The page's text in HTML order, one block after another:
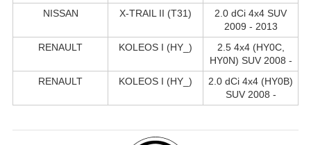
NISSAN
X-TRAIL II (T31)
2.0 dCi 4x4 SUV
2009 - 2013
RENAULT
KOLEOS I (HY_)
2.5 4x4 (HY0C,
HY0N) SUV 2008 -
RENAULT
KOLEOS I (HY_)
2.0 dCi 4x4 (HY0B)
SUV 2008 -